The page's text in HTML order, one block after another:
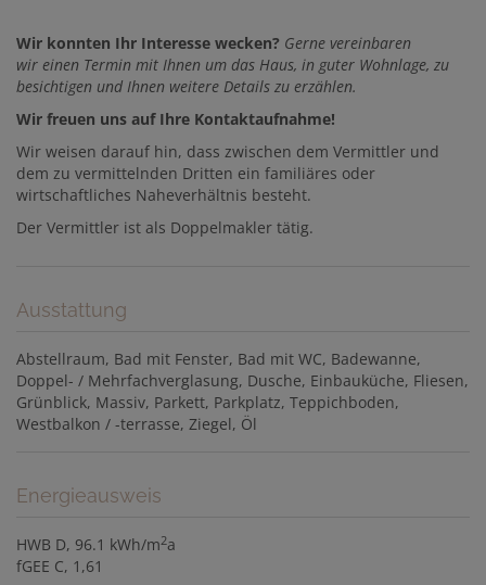
Wir konnten Ihr Interesse wecken? Gerne vereinbaren
wir einen Termin mit Ihnen um das Haus, in guter Wohnlage, zu
besichtigen und Ihnen weitere Details zu erzählen.
Wir freuen uns auf Ihre Kontaktaufnahme!
Wir weisen darauf hin, dass zwischen dem Vermittler und
dem zu vermittelnden Dritten ein familiäres oder
wirtschaftliches Naheverhältnis besteht.
Der Vermittler ist als Doppelmakler tätig.
Ausstattung
Abstellraum Bad mit Fenster Bad mit WC Badewanne
Doppel- / Mehrfachverglasung Dusche Einbauküche Fliesen
Grünblick Massiv Parkett Parkplatz Teppichboden
Westbalkon / -terrasse Ziegel Öl
Energieausweis
HWB D, 96.1 kWh/m2a
fGEE C, 1,61